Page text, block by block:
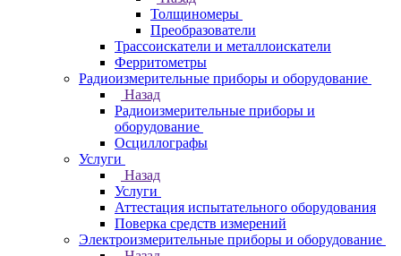
Толщиномеры
Преобразователи
Трассоискатели и металлоискатели
Ферритометры
Радиоизмерительные приборы и оборудование
Назад
Радиоизмерительные приборы и
оборудование
Осциллографы
Услуги
Назад
Услуги
Аттестация испытательного оборудования
Поверка средств измерений
Электроизмерительные приборы и оборудование